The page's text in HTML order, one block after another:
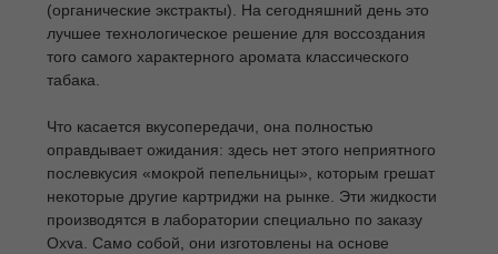
(органические экстракты). На сегодняшний день это
лучшее технологическое решение для воссоздания
того самого характерного аромата классического
табака.
Что касается вкусопередачи, она полностью
оправдывает ожидания: здесь нет этого неприятного
послевкусия «мокрой пепельницы», которым грешат
некоторые другие картриджи на рынке. Эти жидкости
производятся в лаборатории специально по заказу
Oxva. Само собой, они изготовлены на основе